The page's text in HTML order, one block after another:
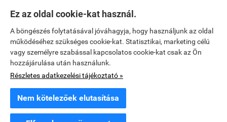
Ez az oldal cookie-kat használ.
A böngészés folytatásával jóváhagyja, hogy használjunk az oldal
működéséhez szükséges cookie-kat. Statisztikai, marketing célú
vagy személyre szabással kapcsolatos cookie-kat csak az Ön
hozzájárulása után használunk.
Részletes adatkezelési tájékoztató »
Nem kötelezőek elutasítása